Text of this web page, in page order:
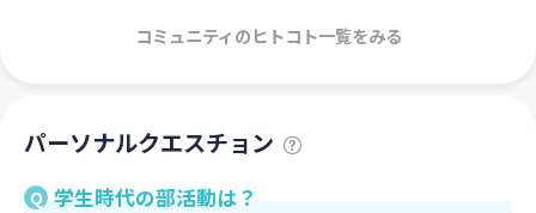
コミュニティのヒトコト一覧をみる
パーソナルクエスチョン
Q 学生時代の部活動は？